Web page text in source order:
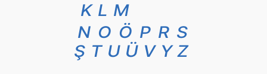
K L M
N O Ö P R S
Ş T U Ü V Y Z